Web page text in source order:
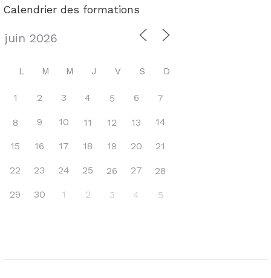
Calendrier des formations
L M M J V S D
1 2 3 4 5 6 7
8 9 10 11 12 13 14
15 16 17 18 19 20 21
22 23 24 25 26 27 28
29 30 1 2 3 4 5